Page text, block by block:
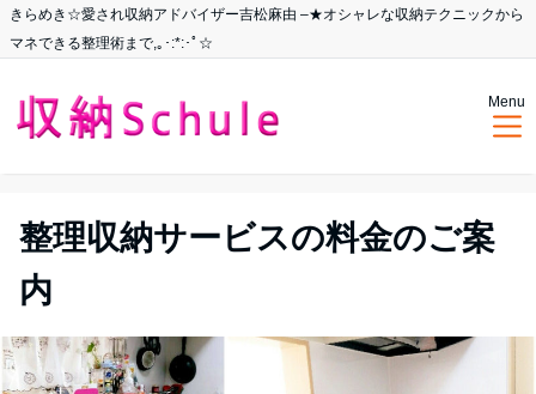
きらめき☆愛され収納アドバイザー吉松麻由 –★オシャレな収納テクニックから
マネできる整理術まで,｡･:*:･ﾟ☆
Menu
整理収納サービスの料金のご案
内